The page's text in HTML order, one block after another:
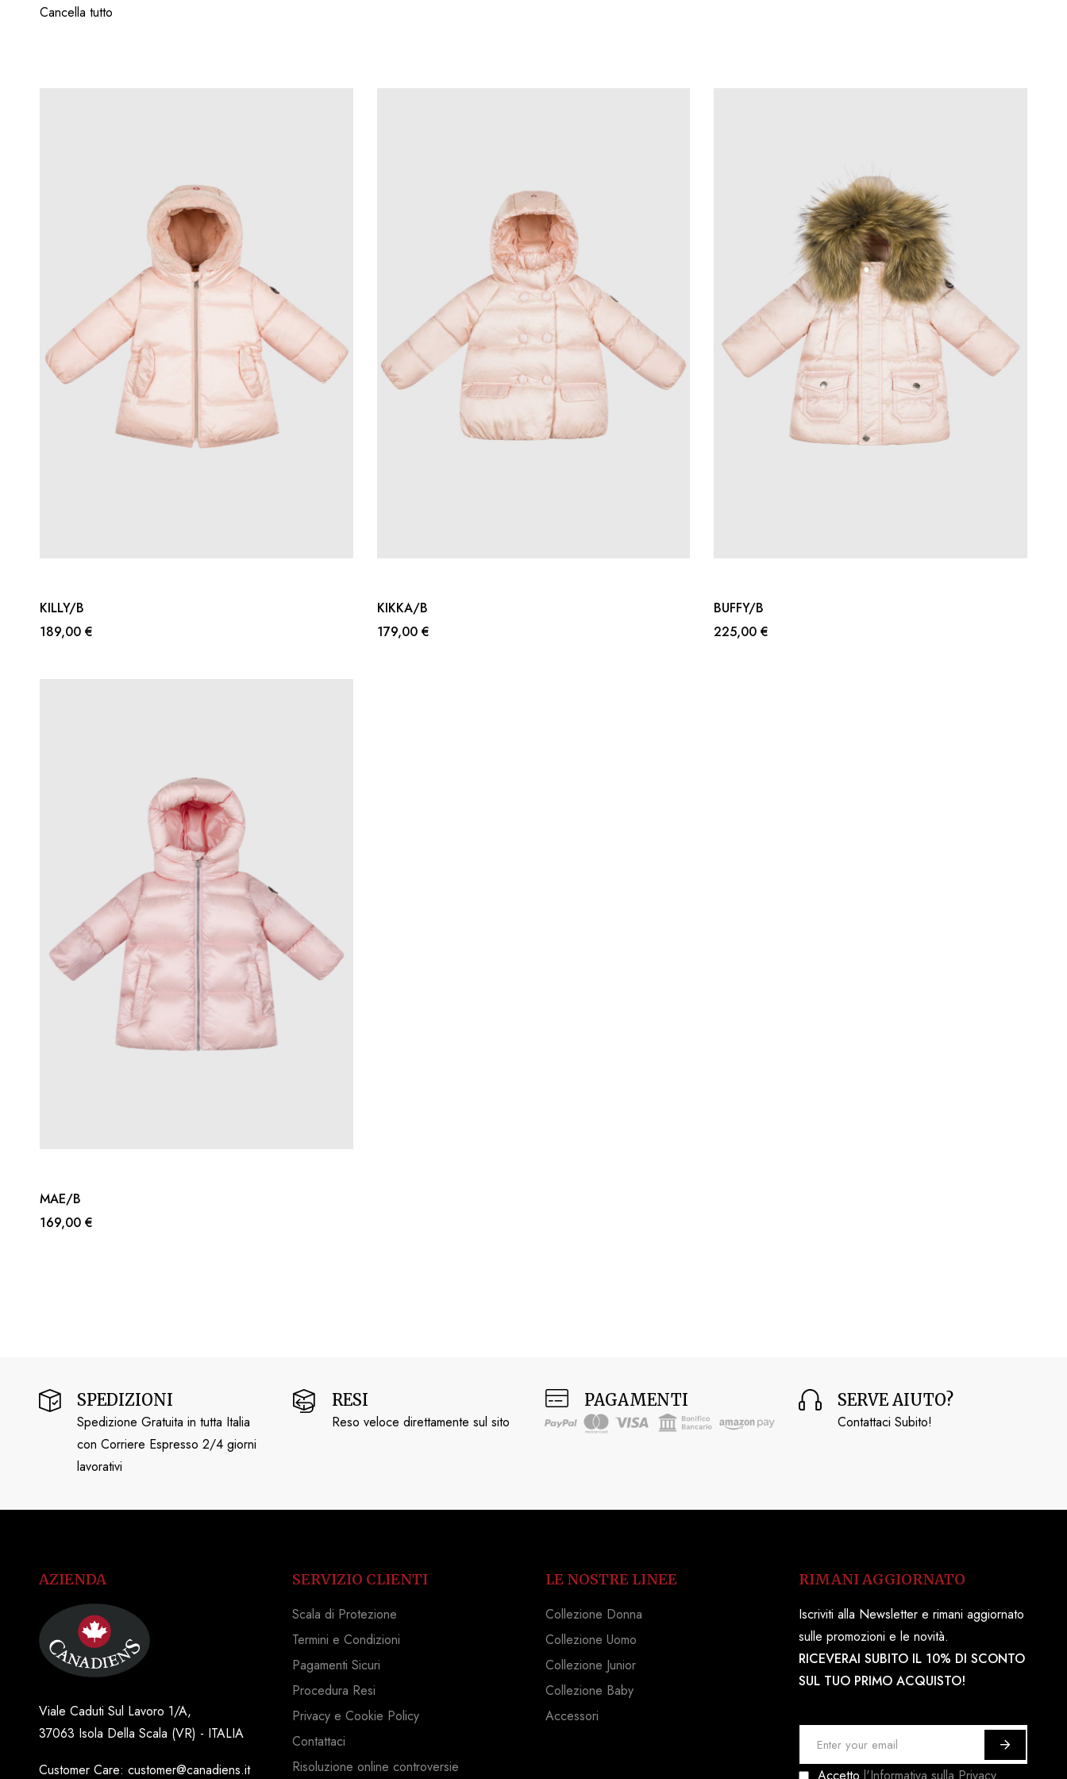
Cancella tutto
KILLY/B
189,00 €
KIKKA/B
179,00 €
BUFFY/B
225,00 €
MAE/B
169,00 €
SPEDIZIONI
Spedizione Gratuita in tutta Italia
con Corriere Espresso 2/4 giorni
lavorativi
RESI
Reso veloce direttamente sul sito
PAGAMENTI SERVE AIUTO?
Contattaci Subito!
AZIENDA
Viale Caduti Sul Lavoro 1/A,
37063 Isola Della Scala (VR) - ITALIA
Customer Care: customer@canadiens.it
SERVIZIO CLIENTI
Scala di Protezione
Termini e Condizioni
Pagamenti Sicuri
Procedura Resi
Privacy e Cookie Policy
Contattaci
Risoluzione online controversie
LE NOSTRE LINEE
Collezione Donna
Collezione Uomo
Collezione Junior
Collezione Baby
Accessori
RIMANI AGGIORNATO
Iscriviti alla Newsletter e rimani aggiornato
sulle promozioni e le novità.
RICEVERAI SUBITO IL 10% DI SCONTO
SUL TUO PRIMO ACQUISTO!